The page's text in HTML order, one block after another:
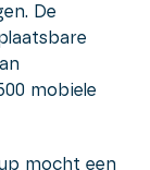
De
mobiele
mocht een